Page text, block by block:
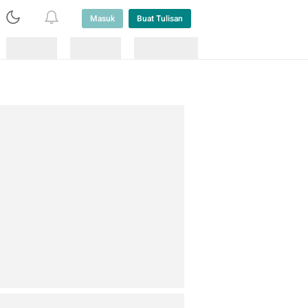
Masuk Buat Tulisan